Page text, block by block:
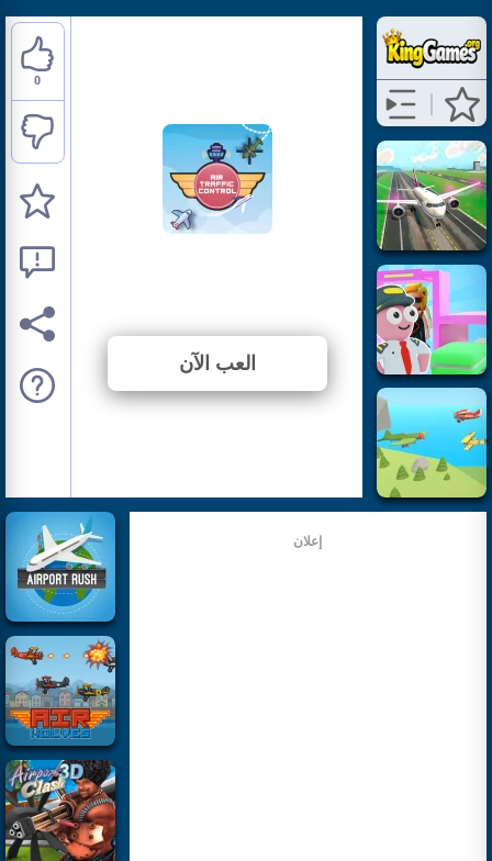
العب الآن
0
إعلان